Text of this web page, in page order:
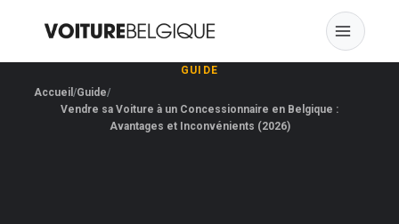
GUIDE
Accueil Guide
Vendre sa Voiture à un Concessionnaire en Belgique :
Avantages et Inconvénients (2026)